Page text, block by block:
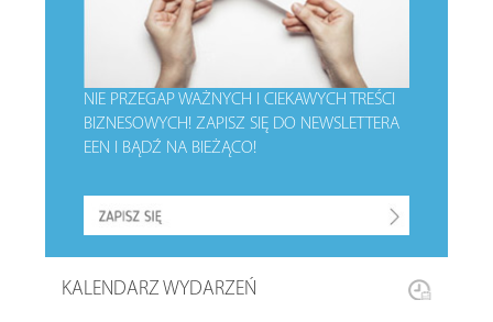
NIE PRZEGAP WAŻNYCH I CIEKAWYCH TREŚCI
BIZNESOWYCH!ZAPISZ SIĘ DO NEWSLETTERA
EEN I BĄDŹ NA BIEŻĄCO!
KALENDARZ WYDARZEŃ